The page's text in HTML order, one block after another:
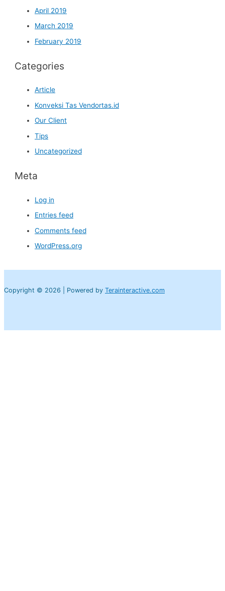
April 2019
March 2019
February 2019
Categories
Article
Konveksi Tas Vendortas.id
Our Client
Tips
Uncategorized
Meta
Log in
Entries feed
Comments feed
WordPress.org
Copyright © 2026 | Powered by Terainteractive.com